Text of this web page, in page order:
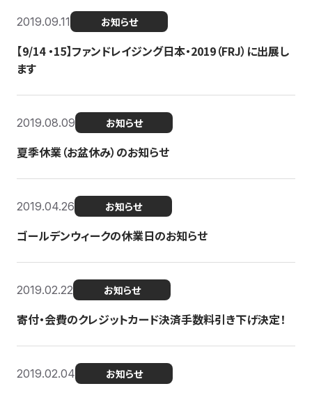
2019.09.11 お知らせ
【9/14 ・15】ファンドレイジング日本・2019（FRJ）に出展し
ます
2019.08.09 お知らせ
夏季休業（お盆休み）のお知らせ
2019.04.26 お知らせ
ゴールデンウィークの休業日のお知らせ
2019.02.22 お知らせ
寄付・会費のクレジットカード決済手数料引き下げ決定！
2019.02.04 お知らせ